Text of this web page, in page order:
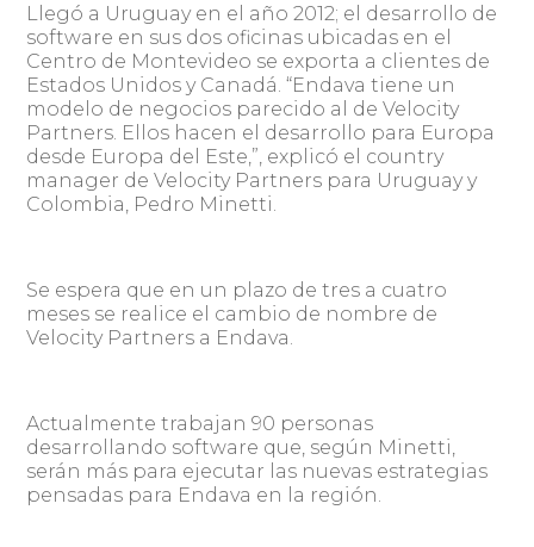
Llegó a Uruguay en el año 2012; el desarrollo de
software en sus dos oficinas ubicadas en el
Centro de Montevideo se exporta a clientes de
Estados Unidos y Canadá. “Endava tiene un
modelo de negocios parecido al de Velocity
Partners. Ellos hacen el desarrollo para Europa
desde Europa del Este,”, explicó el country
manager de Velocity Partners para Uruguay y
Colombia, Pedro Minetti.
Se espera que en un plazo de tres a cuatro
meses se realice el cambio de nombre de
Velocity Partners a Endava.
Actualmente trabajan 90 personas
desarrollando software que, según Minetti,
serán más para ejecutar las nuevas estrategias
pensadas para Endava en la región.